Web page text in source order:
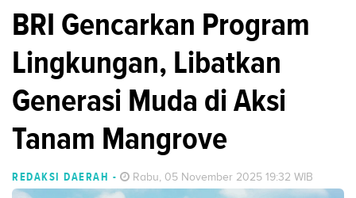
BRI Gencarkan Program
Lingkungan, Libatkan
Generasi Muda di Aksi
Tanam Mangrove
REDAKSI DAERAH - Rabu, 05 November 2025 19:32 WIB